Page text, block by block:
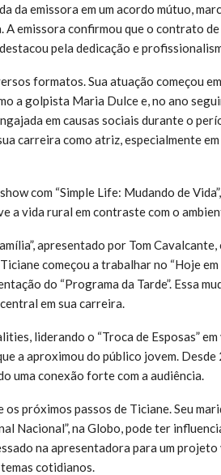
da emissora em um acordo mútuo,
emissora confirmou que o contrato
pela dedicação e
formatos. Sua atuação começou em
a golpista Maria Dulce e, no ano
em causas sociais durante o
carreira como atriz, especialmente
com “Simple Life: Mudando de
a vida rural em contraste com o
apresentado por Tom Cavalcante,
começou a trabalhar no “Hoje em
do “Programa da Tarde”. Essa
em sua carreira.
liderando o “Troca de Esposas”
a aproximou do público jovem. Desde
uma conexão forte com a audiência.
próximos passos de Ticiane. Seu
Nacional”, na Globo, pode ter
na apresentadora para um
cotidianos.